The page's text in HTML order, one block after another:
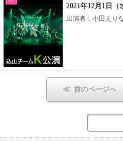
2021年12月1日
出演者：小田えり
≪ 前のページへ